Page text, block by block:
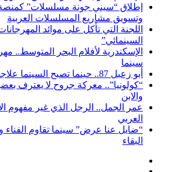
إطلاق “سيني جونة مسلسلات” كمنصة
وتسويق مشاريع المسلسلات العربية
اللجنة التي تأكل على موائد
السينمائي”
الإسكندرية لأفلام البحر المتوسط..
سينما
أبو زعبل 87.. حينما تصبح السينما علاجا للنفس
“كولونيا”.. معركة جروح لا يعترف
والابن
عمر الجمل.. الرجل الذي غير مفهوم
العربي
“ضايل عنا عرض” سينما تقاوم الفناء
البقاء